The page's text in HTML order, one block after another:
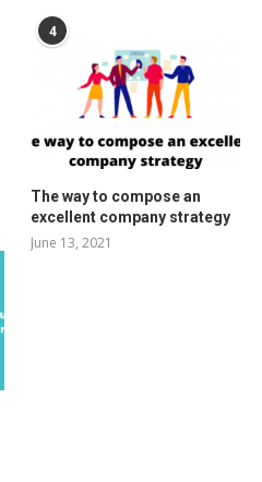
4
The way to compose an
excellent company strategy
June 13, 2021